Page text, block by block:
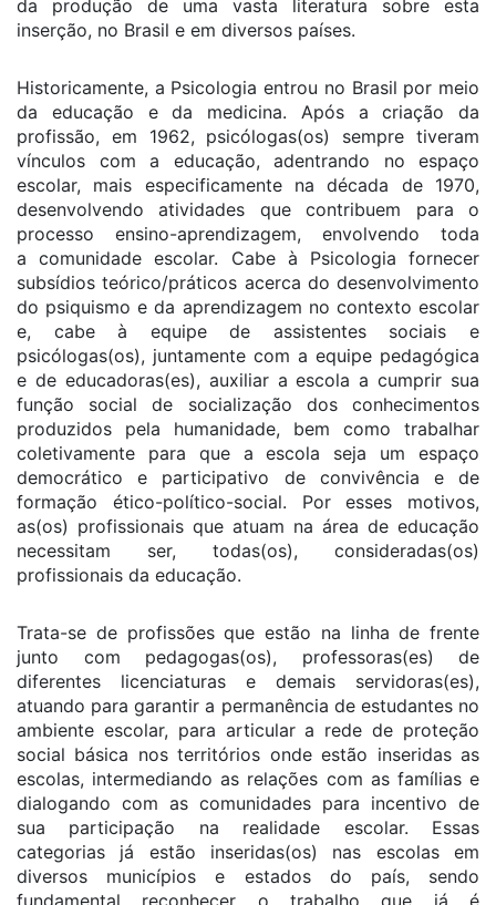
da produção de uma vasta literatura sobre esta
inserção, no Brasil e em diversos países.
Historicamente, a Psicologia entrou no Brasil por meio
da educação e da medicina. Após a criação da
profissão, em 1962, psicólogas(os) sempre tiveram
vínculos com a educação, adentrando no espaço
escolar, mais especificamente na década de 1970,
desenvolvendo atividades que contribuem para o
processo ensino-aprendizagem, envolvendo toda
a comunidade escolar. Cabe à Psicologia fornecer
subsídios teórico/práticos acerca do desenvolvimento
do psiquismo e da aprendizagem no contexto escolar
e, cabe à equipe de assistentes sociais e
psicólogas(os), juntamente com a equipe pedagógica
e de educadoras(es), auxiliar a escola a cumprir sua
função social de socialização dos conhecimentos
produzidos pela humanidade, bem como trabalhar
coletivamente para que a escola seja um espaço
democrático e participativo de convivência e de
formação ético-político-social. Por esses motivos,
as(os) profissionais que atuam na área de educação
necessitam ser, todas(os), consideradas(os)
profissionais da educação.
Trata-se de profissões que estão na linha de frente
junto com pedagogas(os), professoras(es) de
diferentes licenciaturas e demais servidoras(es),
atuando para garantir a permanência de estudantes no
ambiente escolar, para articular a rede de proteção
social básica nos territórios onde estão inseridas as
escolas, intermediando as relações com as famílias e
dialogando com as comunidades para incentivo de
sua participação na realidade escolar. Essas
categorias já estão inseridas(os) nas escolas em
diversos municípios e estados do país, sendo
fundamental reconhecer o trabalho que já é